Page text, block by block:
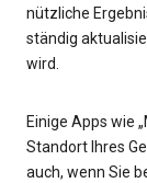
nützliche
ständig
wird.
Einige Apps wie
Standort Ihres
auch, wenn Sie